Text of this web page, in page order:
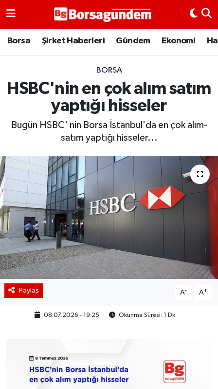
Borsa Şirket Haberleri Gündem Ekonomi
BORSA
HSBC'nin en çok alım satım
yaptığı hisseler
Bugün HSBC' nin Borsa İstanbul'da en çok alım-
satım yaptığı hisseler...
Paylaş A- A+
08.07.2026 - 19:25 Okunma Süresi: 1 Dk
Borsa
Emtia
Bitcoin
Şirket Haberleri
Borsa Gundem
BIST 100 Isı Haritası
Coin Isı Haritası
Ekonomik Takvim
Kiripto Para Piyasası
Hakkımızda
İletişim